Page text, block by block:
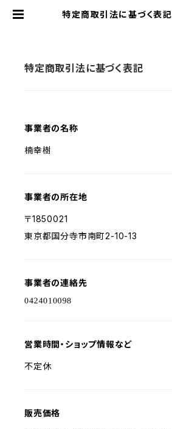
特定商取引法に基づく表
特定商取引法に基づく表記
事業者の名称
楠幸樹
事業者の所在地
〒1850021
東京都国分寺市南町2-10-13
事業者の連絡先
営業時間・ショップ情報など
不定休
販売価格